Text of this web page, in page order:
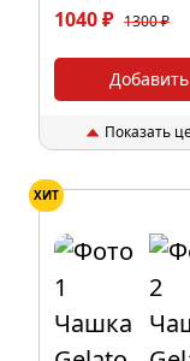
1040 ₽ 1300 ₽
Добавить
Показать
ХИТ